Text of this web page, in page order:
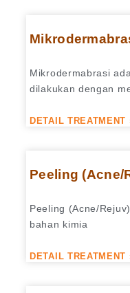
Mikrodermabrasi
dilakukan dengan
DETAIL TREATMENT
Peeling (Acne/
Peeling (Acne/
bahan kimia
DETAIL TREATMENT